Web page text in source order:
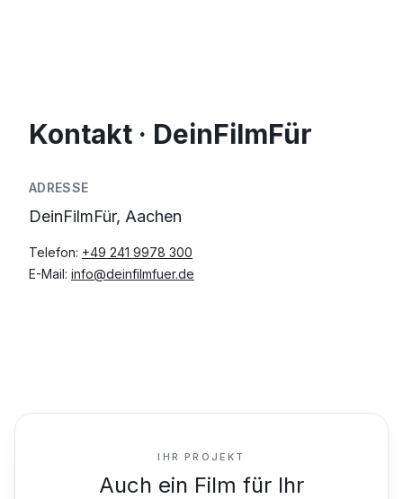
Kontakt · DeinFilmFür
ADRESSE
DeinFilmFür, Aachen
Telefon: +49 241 9978 300
E-Mail: info@deinfilmfuer.de
IHR PROJEKT
Auch ein Film für Ihr